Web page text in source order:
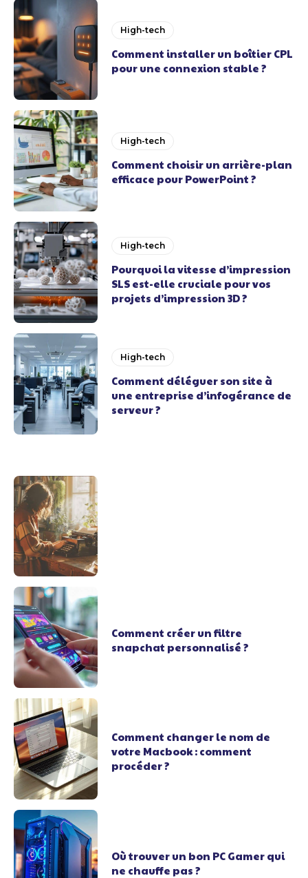
High-tech
Comment installer un boîtier CPL
pour une connexion stable ?
High-tech
Comment choisir un arrière-plan
efficace pour PowerPoint ?
High-tech
Pourquoi la vitesse d’impression
SLS est-elle cruciale pour vos
projets d’impression 3D ?
High-tech
Comment déléguer son site à
une entreprise d’infogérance de
serveur ?
Comment créer un filtre
snapchat personnalisé ?
Comment changer le nom de
votre Macbook : comment
procéder ?
Où trouver un bon PC Gamer qui
ne chauffe pas ?